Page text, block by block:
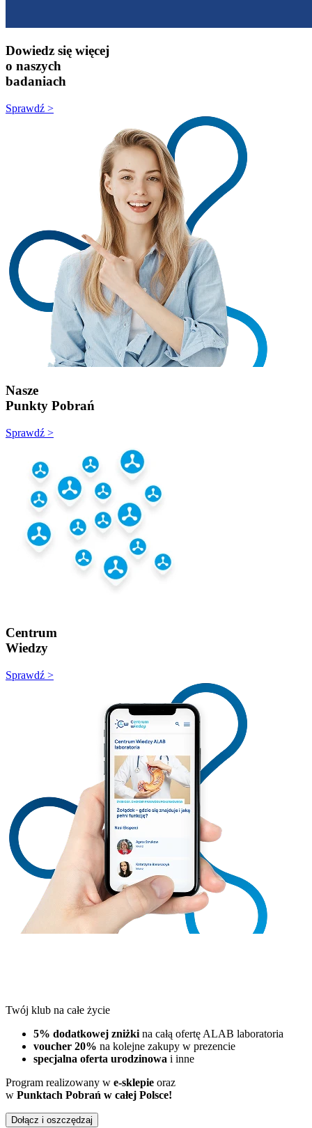
Dowiedz się więcej
o naszych
badaniach
Sprawdź >
Nasze
Punkty Pobrań
Sprawdź >
Centrum
Wiedzy
Sprawdź >
Twój klub na całe życie
5% dodatkowej zniżki na całą ofertę ALAB laboratoria
voucher 20% na kolejne zakupy w prezencie
specjalna oferta urodzinowa i inne
Program realizowany w e-sklepie oraz
w Punktach Pobrań w całej Polsce!
Dołącz i oszczędzaj